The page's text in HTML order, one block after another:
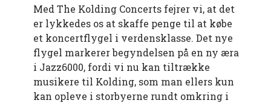
Med The Kolding Concerts fejrer vi, at det
er lykkedes os at skaffe penge til at købe
et koncertflygel i verdensklasse. Det nye
flygel markerer begyndelsen på en ny æra
i Jazz6000, fordi vi nu kan tiltrække
musikere til Kolding, som man ellers kun
kan opleve i storbyerne rundt omkring i